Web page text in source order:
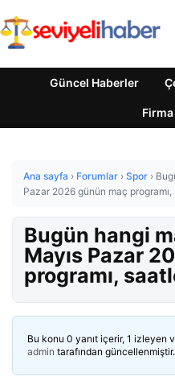
Güncel Haberler
Ana sayfa › Forumlar › Spor ›
Pazar 2026 günün maç
Bugün hangi
Mayıs Pazar
programı,
Bu konu 0 yanıt içerir, 1 izleyen
admin tarafından güncellenmiştir.